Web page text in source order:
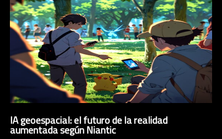
IA geoespacial: el futuro de la realidad
aumentada según Niantic